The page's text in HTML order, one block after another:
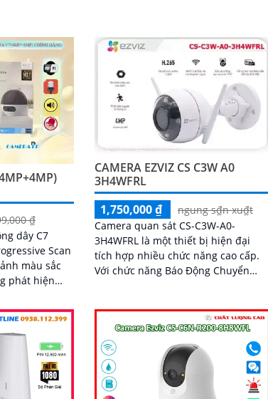
₫
dây C7
Scan
màu sắc
phát hiện
diện hình
với hồng
của micro và
8.0 MP giúp
chính xác
thiếu sáng
CAMERA EZVIZ CS C3W A0
3H4WFRL
1,750,000 ₫
ngung s₫n xu₫t
Camera quan sát CS-C3W-A0-
3H4WFRL là một thiết bị hiện đại
tích hợp nhiều chức năng cao cấp.
Với chức năng Báo Động Chuyển
động